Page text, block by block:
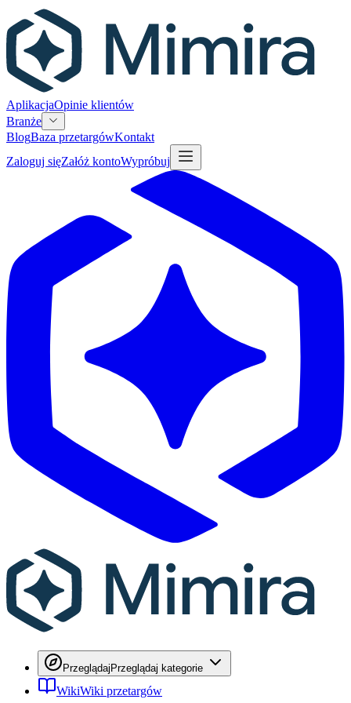
AplikacjaOpinie klientów
Branże
BlogBaza przetargówKontakt
Zaloguj sięZałóż kontoWypróbuj
PrzeglądajPrzeglądaj kategorie
WikiWiki przetargów